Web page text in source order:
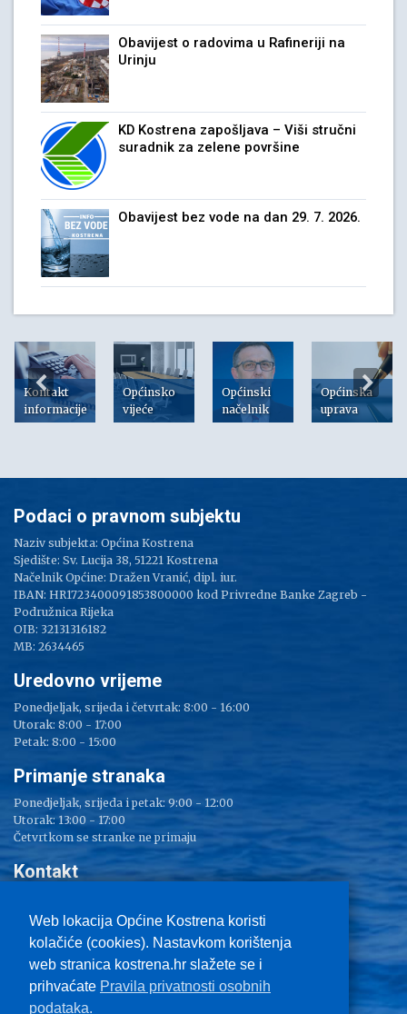
Obavijest o radovima u Rafineriji na
Urinju
KD Kostrena zapošljava – Viši stručni
suradnik za zelene površine
Obavijest bez vode na dan 29. 7. 2026.
Kontakt
informacije
Općinsko
vijeće
Općinski
načelnik
Općinska
uprava
Web lokacija Općine Kostrena koristi
kolačiće (cookies). Nastavkom korištenja
web stranica kostrena.hr slažete se i
prihvaćate Pravila privatnosti osobnih
podataka.
Podaci o pravnom subjektu
Naziv subjekta: Općina Kostrena
Sjedište: Sv. Lucija 38, 51221 Kostrena
Načelnik Općine: Dražen Vranić, dipl. iur.
IBAN: HR1723400091853800000 kod Privredne Banke Zagreb -
Podružnica Rijeka
OIB: 32131316182
MB: 2634465
Uredovno vrijeme
Ponedjeljak, srijeda i četvrtak: 8:00 - 16:00
Utorak: 8:00 - 17:00
Petak: 8:00 - 15:00
Primanje stranaka
Ponedjeljak, srijeda i petak: 9:00 - 12:00
Utorak: 13:00 - 17:00
Četvrtkom se stranke ne primaju
Kontakt
Tel: 051/ 209 000
Fax: 051/ 289 400
E-mail:kostrena@kostrena.hr
Kontakt informacije
Uvjeti korištenja